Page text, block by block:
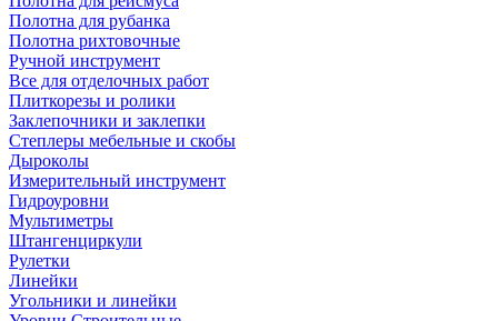
Полотна для рубанка
Полотна рихтовочные
Ручной инструмент
Все для отделочных работ
Плиткорезы и ролики
Заклепочники и заклепки
Степлеры мебельные и скобы
Дыроколы
Измерительный инструмент
Гидроуровни
Мультиметры
Штангенциркули
Рулетки
Линейки
Угольники и линейки